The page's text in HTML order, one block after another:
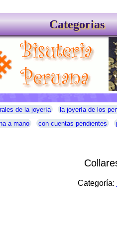
Categorias
de la joyería la joyería de los
a mano
con cuentas pendientes
Categoría: